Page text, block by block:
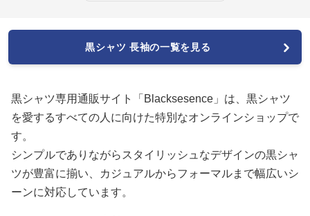
黒シャツ 長袖の一覧を見る
黒シャツ専用通販サイト「Blacksesence」は、黒シャツ
を愛するすべての人に向けた特別なオンラインショップで
す。
シンプルでありながらスタイリッシュなデザインの黒シャ
ツが豊富に揃い、カジュアルからフォーマルまで幅広いシ
ーンに対応しています。